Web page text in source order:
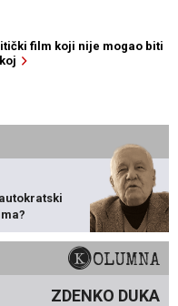
film koji nije mogao biti
autokratski
KOLUMNA
ZDENKO DUKA